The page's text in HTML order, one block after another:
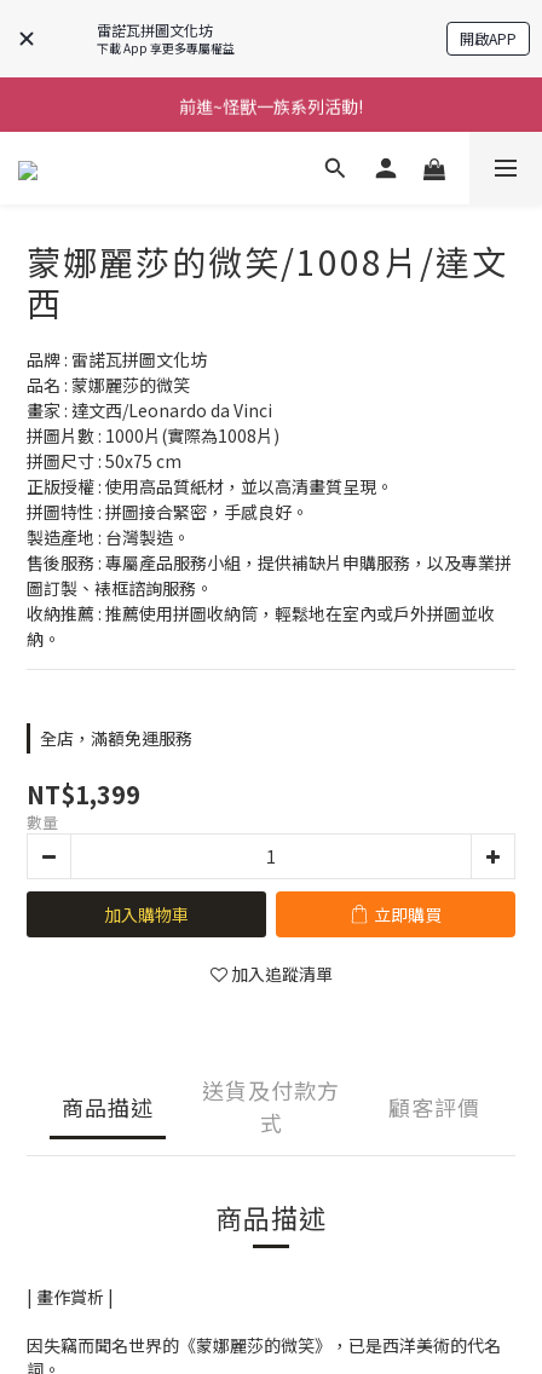
雷諾瓦拼圖文化坊
下載 App 享更多專屬權益 開啟APP
前進~怪獸一族系列活動!
前進~怪獸一族系列活動!
分享美好時光 ∣ APP好友推薦
蒙娜麗莎的微笑/1008片/達文
西
品牌 : 雷諾瓦拼圖文化坊
品名 : 蒙娜麗莎的微笑
畫家 : 達文西/Leonardo da Vinci
拼圖片數 : 1000片(實際為1008片)
拼圖尺寸 : 50x75 cm
正版授權 : 使用高品質紙材，並以高清畫質呈現。
拼圖特性 : 拼圖接合緊密，手感良好。
製造產地 : 台灣製造。
售後服務 : 專屬產品服務小組，提供補缺片申購服務，以及專業拼
圖訂製、裱框諮詢服務。
收納推薦 : 推薦使用拼圖收納筒，輕鬆地在室內或戶外拼圖並收
納。
全店，滿額免運服務
NT$1,399
數量
加入購物車 立即購買
加入追蹤清單
商品描述
送貨及付款方
式
顧客評價
商品描述
| 畫作賞析 |
因失竊而聞名世界的《蒙娜麗莎的微笑》，已是西洋美術的代名
詞。